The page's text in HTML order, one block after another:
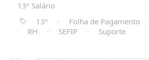
13º Salário
13º
· Folha de Pagamento
RH
· SEFIP · Suporte